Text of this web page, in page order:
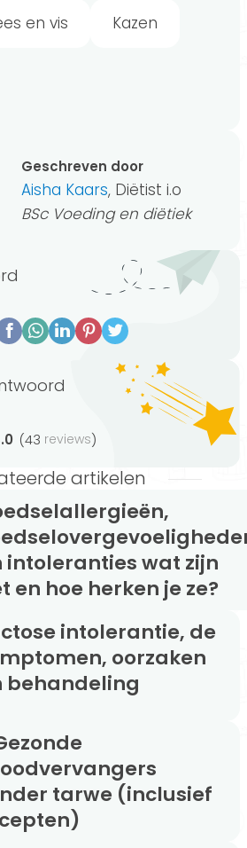
en vis Kazen
Geschreven door
Aisha Kaars, Diëtist i.o
BSc Voeding en diëtiek
(43 reviews)
artikelen
intoleranties wat zijn
en hoe herken je ze?
oorzaken
behandeling
tarwe (inclusief